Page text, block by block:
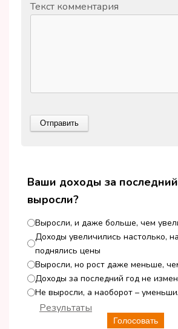
Текст комментария
Ваши доходы за
выросли?
Выросли, и даже больше, чем
Доходы увеличились настолько,
поднялись цены
Выросли, но рост даже меньше,
Доходы за последний год не
Не выросли, а наоборот –
Голосовать
Результаты